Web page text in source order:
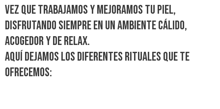
vez que trabajamos y mejoramos tu piel,
disfrutando siempre en un ambiente cálido,
acogedor y de relax.
Aquí dejamos los diferentes rituales que te
ofrecemos: